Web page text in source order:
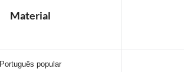
Material
Português popular